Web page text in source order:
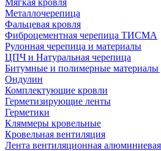
Мягкая кровля
Металлочерепица
Фальцевая кровля
Фиброцементная черепица ТИСМА
Рулонная черепица и материалы
ЦПЧ и Натуральная черепица
Битумные и полимерные материалы
Ондулин
Комплектующие кровли
Герметизирующие ленты
Герметики
Кляммеры кровельные
Кровельная вентиляция
Лента вентиляционная алюминиевая